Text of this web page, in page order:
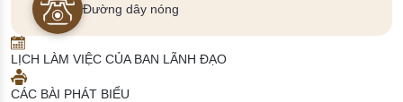
Đường dây nóng
LỊCH LÀM VIỆC CỦA BAN LÃNH ĐẠO
CÁC BÀI PHÁT BIỂU